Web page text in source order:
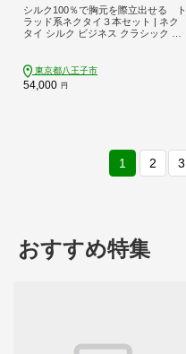
シルク100％で胸元を際立出せる ト
ラッド系ネクタイ３本セット | ネク
タイ シルク ビジネス クラシック 高
東京都八王子市
54,000 円
1 2 3
おすすめ特集